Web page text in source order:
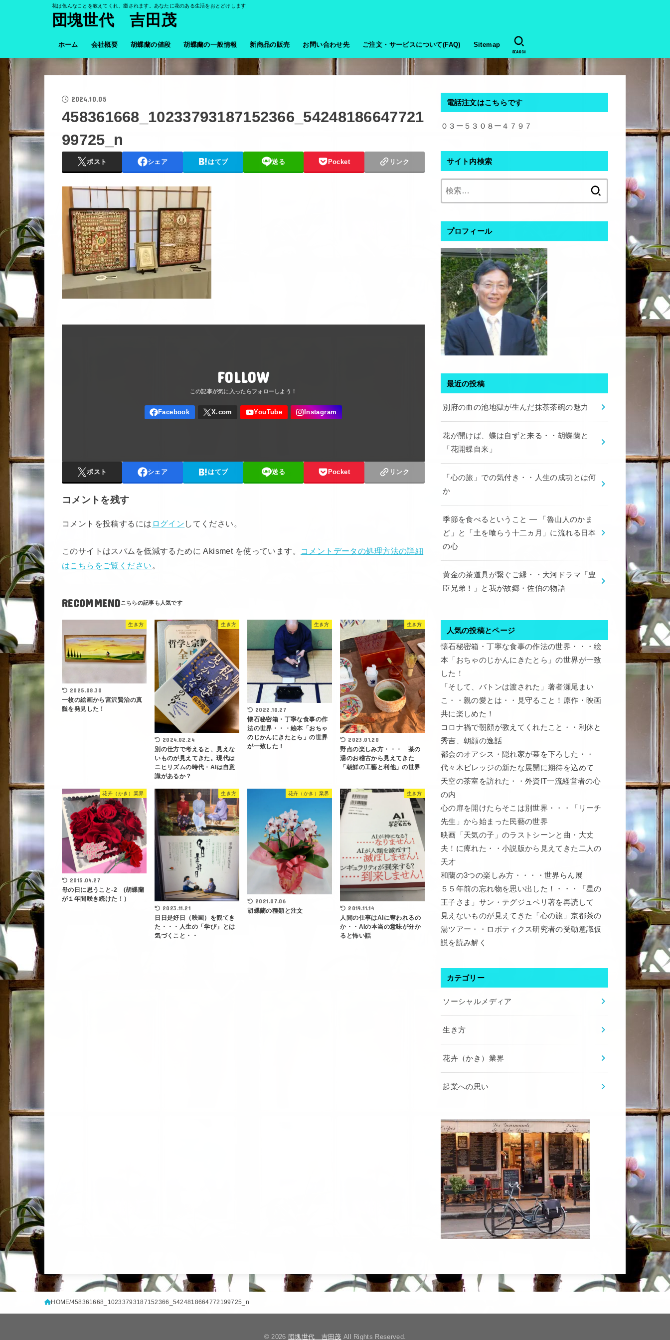
花は色んなことを教えてくれ、癒されます。あなたに花のある生活をおとどけします
団塊世代 吉田茂
ホーム 会社概要 胡蝶蘭の値段 胡蝶蘭の一般情報 新商品の販売 お問い合わせ先 ご注文・サービスについて(FAQ) Sitemap
SEARCH
2024.10.05
458361668_10233793187152366_54248186647721
99725_n
ポスト シェア はてブ 送る Pocket リンク
FOLLOW
ポスト シェア はてブ 送る Pocket リンク
コメントを残す
コメントを投稿するには ログイン してください。
このサイトはスパムを低減するために Akismet を使っています。
コメントデータの処理方法の詳細
はこちらをご覧ください 。
RECOMMEND
生き方
2025.08.30
一枚の絵画から宮沢賢治の真
髄を発見した！
生き方
2024.02.24
別の仕方で考えると、見えな
いものが見えてきた。現代は
ニヒリズムの時代・AIは自意
識があるか？
生き方
2022.10.27
懐石秘密箱・丁寧な食事の作
法の世界・・・絵本「おちゃ
のじかんにきたとら」の世界
が一致した！
生き方
2023.01.20
野点の楽しみ方・・・ 茶の
湯のお稽古から見えてきた
「朝鮮の工藝と利他」の世界
花卉（かき）業界
2015.04.27
母の日に思うこと-2 (胡蝶蘭
が１年間咲き続けた！）
生き方
2023.11.21
日日是好日（映画）を観てき
た・・・人生の「学び」とは
気づくこと・・
花卉（かき）業界
2021.07.06
胡蝶蘭の種類と注文
生き方
2019.11.14
人間の仕事はAIに奪われるの
か・・AIの本当の意味が分か
ると怖い話
電話注文はこちらです
０３ー５３０８ー４７９７
サイト内検索
プロフィール
最近の投稿
別府の血の池地獄が生んだ抹茶茶碗の魅力
花が開けば、蝶は自ずと来る・・胡蝶蘭と
「花開蝶自来」
「心の旅」での気付き・・人生の成功とは何
か
季節を食べるということ ― 「魯山人のかま
ど」と「土を喰らう十二ヵ月」に流れる日本
の心
黄金の茶道具が繋ぐご縁・・大河ドラマ「豊
臣兄弟！」と我が故郷・佐伯の物語
人気の投稿とページ
懐石秘密箱・丁寧な食事の作法の世界・・・絵
本「おちゃのじかんにきたとら」の世界が一致
した！
「そして、バトンは渡された」著者瀬尾まい
こ・・親の愛とは・・見守ること！原作・映画
共に楽しめた！
コロナ禍で朝顔が教えてくれたこと・・利休と
秀吉、朝顔の逸話
都会のオアシス・隠れ家が幕を下ろした・・
代々木ビレッジの新たな展開に期待を込めて
天空の茶室を訪れた・・外資IT一流経営者の心
の内
心の扉を開けたらそこは別世界・・・「リーチ
先生」から始まった民藝の世界
映画「天気の子」のラストシーンと曲・大丈
夫！に痺れた・・小説版から見えてきた二人の
天才
和蘭の3つの楽しみ方・・・・世界らん展
５５年前の忘れ物を思い出した！・・・「星の
王子さま」サン・テグジュペリ著を再読して
見えないものが見えてきた「心の旅」京都茶の
湯ツアー・・ロボティクス研究者の受動意識仮
説を読み解く
カテゴリー
ソーシャルメディア
生き方
花卉（かき）業界
起業への思い
HOME 458361668_10233793187152366_5424818664772199725_n
© 2026 団塊世代 吉田茂 All Rights Reserved.